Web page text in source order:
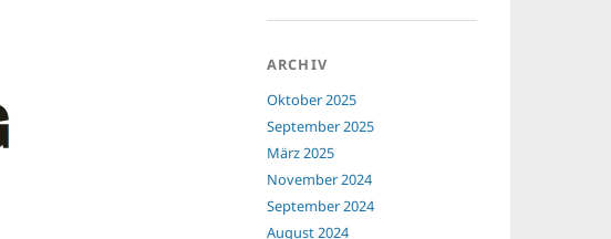
ARCHIV
Oktober 2025
September 2025
März 2025
November 2024
September 2024
August 2024